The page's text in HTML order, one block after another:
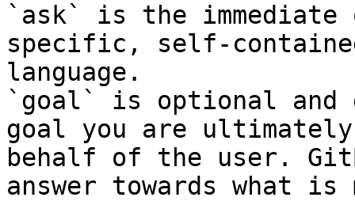
`ask` is the
specific, self-
language.
`goal` is optional and
goal you are
behalf of the user.
answer towards what